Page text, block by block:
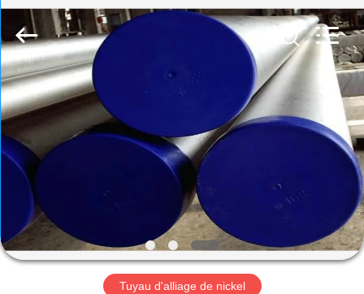
MAISON
PRODUITS
AU
SUJET
DE
NOUS
TOBO
GROUP
CHINA.
All
Rights
Reserved.
Tuyau d'alliage de nickel